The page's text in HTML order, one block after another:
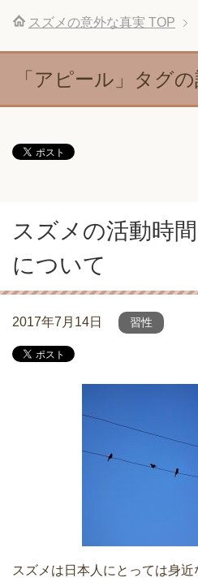
スズメの意外な真実 TOP
「アピール」タグ
スズメの活動時
について
2017年7月14日 習性
スズメは日本人にとっては身